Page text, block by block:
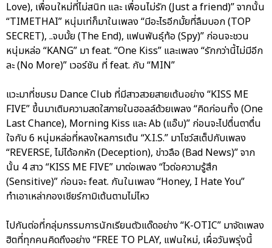
Love), เพื่อนใหม่ที่ไม่สนิท และ เพื่อนไม่รัก (Just a friend)” จากนั้น
“TIMETHAI” หนุ่มเท่ก็มาในเพลง “มีอะไรอีกมั้ยที่ลืมบอก (TOP
SECRET), ..จบมั้ย (The End), แฟนพันธุ์ท้อ (Spy)” ก่อนจะชวน
หนุ่มหล่อ “KANG” มา feat. “One Kiss” และเพลง “รักกว่านี้ไม่มีอีก
ละ (No More)” เวอร์ชัน ที่ feat. กับ “MIN”
แวะมาที่ชมรม Dance Club ที่มีสาวสวยสายเต้นอย่าง “KISS ME
FIVE” ขึ้นมาเติมความสดใสภายในฮอลล์ด้วยเพลง “คิดก่อนทิ้ง (One
Last Chance), Morning Kiss และ Ab (แอ๊บ)” ก่อนจะไปตื่นตาตื่น
ใจกับ 6 หนุ่มหล่อที่หลงใหลการเต้น “X.I.S.” มาโชว์สเต็ปกับเพลง
“REVERSE, ไม่ได้อกหัก (Deception), ข่าวลือ (Bad News)” จาก
นั้น 4 สาว “KISS ME FIVE” มาต่อเพลง “ไวต่อความรู้สึก
(Sensitive)” ก่อนจะ feat. กันในเพลง “Honey, I Hate You”
ทำเอาเหล่ากองเชียร์กามิเต้นตามไม่ไหว
ไปกันต่อที่กลุ่มกรรมการนักเรียนตัวแด๊ดอย่าง “K-OTIC” มาจัดเพลง
ฮิตที่ทุกคนคิดถึงอย่าง “FREE TO PLAY, แฟนใหม่, เผื่อวันพรุ่งนี้